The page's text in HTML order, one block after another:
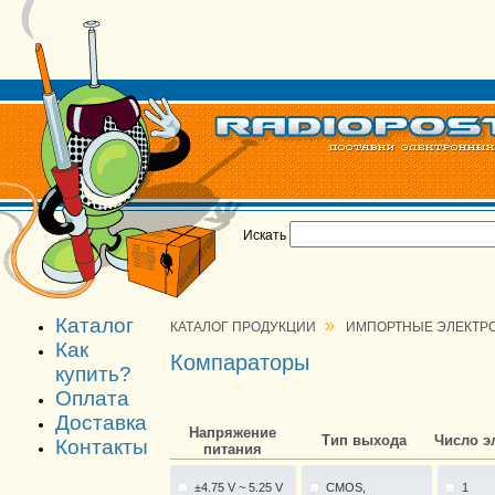
Искать
Каталог
Как
купить?
Оплата
Доставка
Контакты
КАТАЛОГ ПРОДУКЦИИ » ИМПОРТНЫЕ
Компараторы
Напряжение
питания
Тип выхода Число
±4.75 V ~ 5.25 V
CMOS,
1